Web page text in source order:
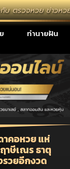
บ ตรวจหวย ข่าวหว
ทำนายฝัน
าคอหวย แห่
าษีเณร ธาตุ
วยอีกงวด